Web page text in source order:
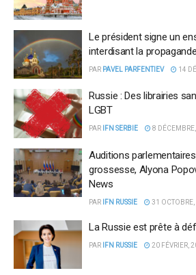
Le président signe un
interdisant la
PAR PAVEL PARFENTIEV 14
Russie : Des librairies
LGBT
PAR IFN SERBIE 8
Auditions
grossesse, Alyona
News
PAR IFN RUSSIE 31
La Russie est prête à
PAR IFN RUSSIE 20 FÉVRIER,